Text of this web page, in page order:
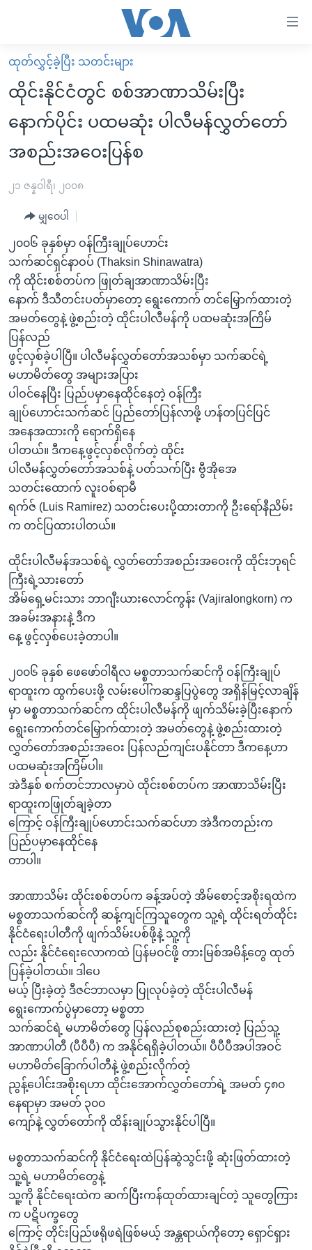
လွယ်ကူ
စေ
Link
များ
ပင်မ
ကျော်
ကြည့်
ရန်
ပင်မ
အ
ညွန်း
စာမျက်နှာ
သို့
ကျော်
ကြည့်
ရန်
ရှာဖွေ
ရန်
နေရာ
သို့
ကျော်
မူလစာမျက်နှာ
မြန်မာ
ကမ္ဘာ့သတင်းများ
နိုင်ငံတကာ
အစ္စရေး-ပါလက်စတိုင်း
ဗွီဒီယို
ရပ်ဝန်းတခု လမ်းတခု အလွန်
အင်္ဂလိပ်စာလေ့လာမယ်
အမေရိကန်သုံးအီဒီယံ
မကြေးမုံရဲ့ အင်္ဂလိပ်စာ
ရုပ်ရှင်ထဲက အင်္ဂလိပ်စာ
သုတပဒေသာ အင်္ဂလိပ်စာ
အပတ်စဉ်ကဏ္ဍများ
ရေဒီယို
တီဗွီ
ရေဒီယိုနှင့်ရုပ်သံ အချက်အလက်များ
ရေဒီယို/တီဗွီအစီအစဉ်
Learning English
ဗွီအိုအေ လူမှုကွန်ယက်များ
ဘာသာစကားများ
ထုတ်လွှင့်ခဲ့ပြီး သတင်းများ
ထိုင်းနိုင်ငံတွင် စစ်အာဏာသိမ်းပြီး
နောက်ပိုင်း ပထမဆုံး ပါလီမန်လွှတ်တော်
အစည်းအဝေးပြန်စ
၂၁ ဇန္နဝါရီ၊ ၂၀၀၈
မျှဝေပါ
၂၀၀၆ ခုနှစ်မှာ ဝန်ကြီးချုပ်ဟောင်း
သက်ဆင်ရှင်နာဝပ် (Thaksin Shinawatra)
ကို ထိုင်းစစ်တပ်က ဖြုတ်ချအာဏာသိမ်းပြီး
နောက် ဒီသီတင်းပတ်မှာတော့ ရွေးကောက် တင်မြှောက်ထားတဲ့
အမတ်တွေနဲ့ ဖွဲ့စည်းတဲ့ ထိုင်းပါလီမန်ကို ပထမဆုံးအကြိမ်
ပြန်လည်
ဖွင့်လှစ်ခဲ့ပါပြီ။ ပါလီမန်လွှတ်တော်အသစ်မှာ သက်ဆင်ရဲ့
မဟာမိတ်တွေ အများအပြား
ပါဝင်နေပြီး ပြည်ပမှာနေထိုင်နေတဲ့ ဝန်ကြီး
ချုပ်ဟောင်းသက်ဆင် ပြည်တော်ပြန်လာဖို့ ဟန်တပြင်ပြင်
အနေအထားကို ရောက်ရှိနေ
ပါတယ်။ ဒီကနေ့ဖွင့်လှစ်လိုက်တဲ့ ထိုင်း
ပါလီမန်လွှတ်တော်အသစ်နဲ့ ပတ်သက်ပြီး ဗွီအိုအေ
သတင်းထောက် လူးဝစ်ရာမီ
ရက်ဇ် (Luis Ramirez) သတင်းပေးပို့ထားတာကို ဦးရော်နီညိမ်း
က တင်ပြထားပါတယ်။
ထိုင်းပါလီမန်အသစ်ရဲ့ လွှတ်တော်အစည်းအဝေးကို ထိုင်းဘုရင်
ကြီးရဲ့သားတော်
အိမ်ရှေ့မင်းသား ဘာဂျီးယားလောင်ကွန်း (Vajiralongkorn) က
အခမ်းအနားနဲ့ ဒီက
နေ့ ဖွင့်လှစ်ပေးခဲ့တာပါ။
၂၀၀၆ ခုနှစ် ဖေဖော်ဝါရီလ မစ္စတာသက်ဆင်ကို ဝန်ကြီးချုပ်
ရာထူးက ထွက်ပေးဖို့ လမ်းပေါ်ကဆန္ဒပြပွဲတွေ အရှိန်မြင့်လာချိန်
မှာ မစ္စတာသက်ဆင်က ထိုင်းပါလီမန်ကို ဖျက်သိမ်းခဲ့ပြီးနောက်
ရွေးကောက်တင်မြှောက်ထားတဲ့ အမတ်တွေနဲ့ ဖွဲ့စည်းထားတဲ့
လွှတ်တော်အစည်းအဝေး ပြန်လည်ကျင်းပနိုင်တာ ဒီကနေ့ဟာ
ပထမဆုံးအကြိမ်ပါ။
အဲဒီနှစ် စက်တင်ဘာလမှာပဲ ထိုင်းစစ်တပ်က အာဏာသိမ်းပြီး
ရာထူးကဖြုတ်ချခဲ့တာ
ကြောင့် ဝန်ကြီးချုပ်ဟောင်းသက်ဆင်ဟာ အဲဒီကတည်းက
ပြည်ပမှာနေထိုင်နေ
တာပါ။
အာဏာသိမ်း ထိုင်းစစ်တပ်က ခန့်အပ်တဲ့ အိမ်စောင့်အစိုးရထဲက
မစ္စတာသက်ဆင်ကို ဆန့်ကျင်ကြသူတွေက သူ့ရဲ့ ထိုင်းရတ်ထိုင်း
နိုင်ငံရေးပါတီကို ဖျက်သိမ်းပစ်ဖို့နဲ့ သူ့ကို
လည်း နိုင်ငံရေးလောကထဲ ပြန်မဝင်ဖို့ တားမြစ်အမိန့်တွေ ထုတ်
ပြန်ခဲ့ပါတယ်။ ဒါပေ
မယ့် ပြီးခဲ့တဲ့ ဒီဇင်ဘာလမှာ ပြုလုပ်ခဲ့တဲ့ ထိုင်းပါလီမန်
ရွေးကောက်ပွဲမှာတော့ မစ္စတာ
သက်ဆင်ရဲ့ မဟာမိတ်တွေ ပြန်လည်စုစည်းထားတဲ့ ပြည်သူ့
အာဏာပါတီ (ပီပီပီ) က အနိုင်ရရှိခဲ့ပါတယ်။ ပီပီပီအပါအဝင်
မဟာမိတ်ခြောက်ပါတီနဲ့ ဖွဲ့စည်းလိုက်တဲ့
ညွန့်ပေါင်းအစိုးရဟာ ထိုင်းအောက်လွှတ်တော်ရဲ့ အမတ် ၄၈၀
နေရာမှာ အမတ် ၃၀၀
ကျော်နဲ့ လွှတ်တော်ကို ထိန်းချုပ်သွားနိုင်ပါပြီ။
မစ္စတာသက်ဆင်ကို နိုင်ငံရေးထဲပြန်ဆွဲသွင်းဖို့ ဆုံးဖြတ်ထားတဲ့
သူ့ရဲ့ မဟာမိတ်တွေနဲ့
သူ့ကို နိုင်ငံရေးထဲက ဆက်ပြီးကန်ထုတ်ထားချင်တဲ့ သူတွေကြား
က ပဋိပက္ခတွေ
ကြောင့် တိုင်းပြည်ဖရိုဖရဲဖြစ်မယ့် အန္တရာယ်ကိုတော့ ရှောင်ရှား